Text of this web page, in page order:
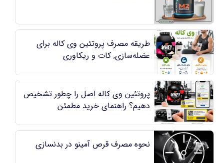
طریقه مصرف پروتئین وی کاله برای
عضله‌سازی, کات و ریکاوری
پروتئین وی کاله اصل را چطور تشخیص
دهیم؟ راهنمای خرید مطمئن
نحوه مصرف قرص آمینو در بدنسازی